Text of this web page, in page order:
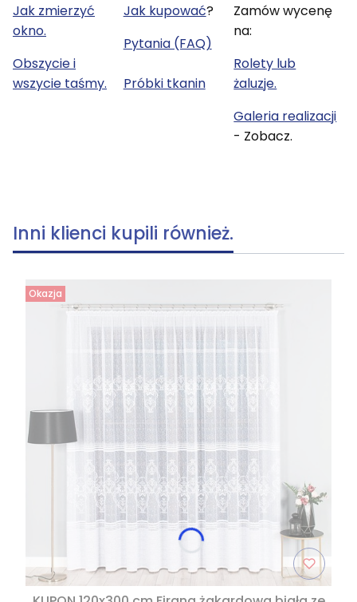
Jak zmierzyć
okno.
Obszycie i
wszycie taśmy.
Jak kupować?
Pytania (FAQ)
Próbki tkanin
Zamów wycenę
na:
Rolety lub
żaluzje.
Galeria realizacji
- Zobacz.
Inni klienci kupili również.
Okazja